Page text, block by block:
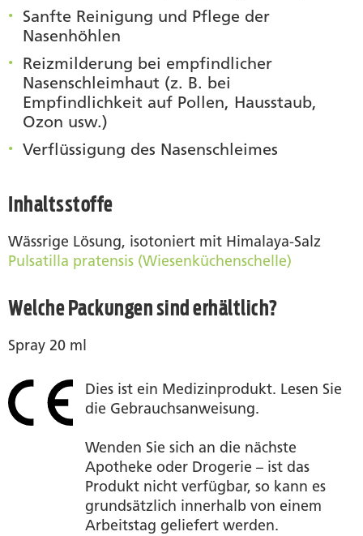
Sanfte Reinigung und Pflege der
Nasenhöhlen
Reizmilderung bei empfindlicher
Nasenschleimhaut (z. B. bei
Empfindlichkeit auf Pollen, Hausstaub,
Ozon usw.)
Verflüssigung des Nasenschleimes
Inhaltsstoffe
Wässrige Lösung, isotoniert mit Himalaya-Salz
Pulsatilla pratensis (Wiesenküchenschelle)
Welche Packungen sind erhältlich?
Spray 20 ml
Dies ist ein Medizinprodukt. Lesen Sie
die Gebrauchsanweisung.
Wenden Sie sich an die nächste
Apotheke oder Drogerie – ist das
Produkt nicht verfügbar, so kann es
grundsätzlich innerhalb von einem
Arbeitstag geliefert werden.